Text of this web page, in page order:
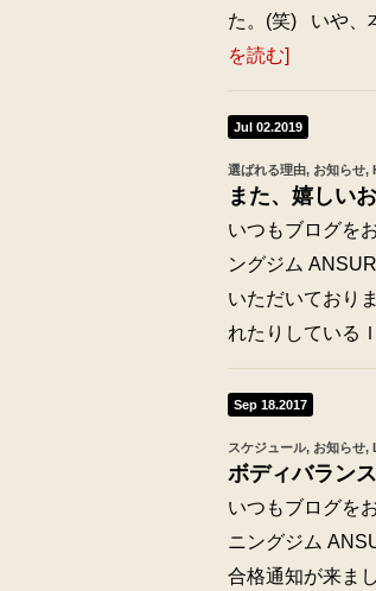
た。(笑) いや、
を読む]
Jul 02.2019
選ばれる理由 お知らせ
また、嬉しい
いつもブログを
ングジム
いただいており
れたりしている
Sep 18.2017
スケジュール お知らせ
ボディバラン
いつもブログを
ニングジム
合格通知が来ま